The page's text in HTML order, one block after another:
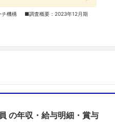
チ機構 ■調査概要：2023年12月期
の年収・給与明細・賞与